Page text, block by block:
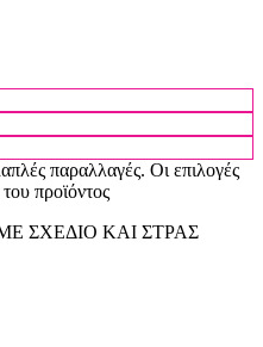
παραλλαγές. Οι επιλογές
προϊόντος
ΣΧΕΔΙΟ ΚΑΙ ΣΤΡΑΣ